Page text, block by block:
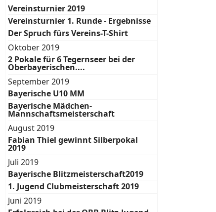
Vereinsturnier 2019
Vereinsturnier 1. Runde - Ergebnisse
Der Spruch fürs Vereins-T-Shirt
Oktober 2019
2 Pokale für 6 Tegernseer bei der
Oberbayerischen....
September 2019
Bayerische U10 MM
Bayerische Mädchen-
Mannschaftsmeisterschaft
August 2019
Fabian Thiel gewinnt Silberpokal
2019
Juli 2019
Bayerische Blitzmeisterschaft2019
1. Jugend Clubmeisterschaft 2019
Juni 2019